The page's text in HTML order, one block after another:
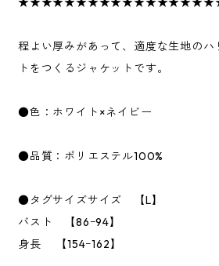
程よい厚みがあって、適度な生地のハ
トをつくるジャケットです。
●色：ホワイト×ネイビー
●品質：ポリエステル100%
●タグサイズサイズ 【L】
バスト 【86ｰ94】
身長 【154ｰ162】